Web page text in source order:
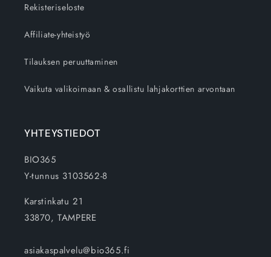
Rekisteriseloste
Affiliate-yhteistyö
Tilauksen peruuttaminen
Vaikuta valikoimaan & osallistu lahjakorttien arvontaan
YHTEYSTIEDOT
BIO365
Y-tunnus 3103562-8
Karstinkatu 21
33870, TAMPERE
asiakaspalvelu@bio365.fi